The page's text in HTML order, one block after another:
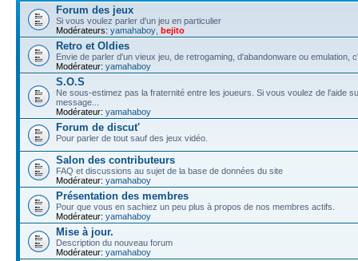
Forum des jeux
Si vous voulez parler d'un jeu en particulier
Modérateurs: yamahaboy bejito
Retro et Oldies
Envie de parler d'un vieux jeu, de retrogaming, d'abandonware ou emulation,
Modérateur: yamahaboy
S.O.S
Ne sous-estimez pas la fraternité entre les joueurs. Si vous voulez de l'aide
message...
Modérateur: yamahaboy
Forum de discut'
Pour parler de tout sauf des jeux vidéo.
Salon des contributeurs
FAQ et discussions au sujet de la base de données du site
Modérateur: yamahaboy
Présentation des membres
Pour que vous en sachiez un peu plus à propos de nos membres actifs.
Modérateur: yamahaboy
Mise à jour.
Description du nouveau forum
Modérateur: yamahaboy